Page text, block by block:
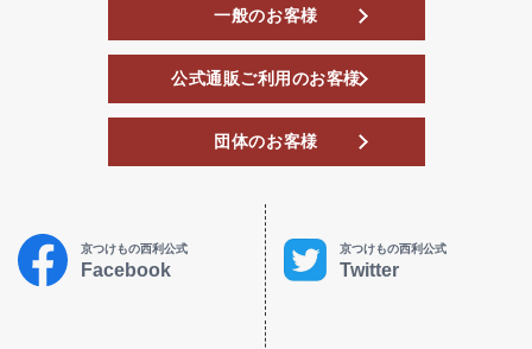
一般のお客様
公式通販ご利用のお客様
団体のお客様
京つけもの西利公式
Facebook
京つけもの西利公式
Twitter